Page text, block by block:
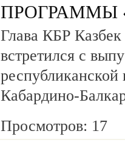
ПРОГРАММЫ
Глава КБР Казбек
встретился с
Кабардино-
Просмотров: 17